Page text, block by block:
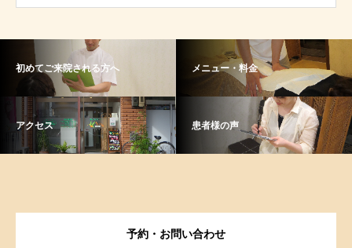
初めてご来院される方へ メニュー・料金
アクセス 患者様の声
予約・お問い合わせ